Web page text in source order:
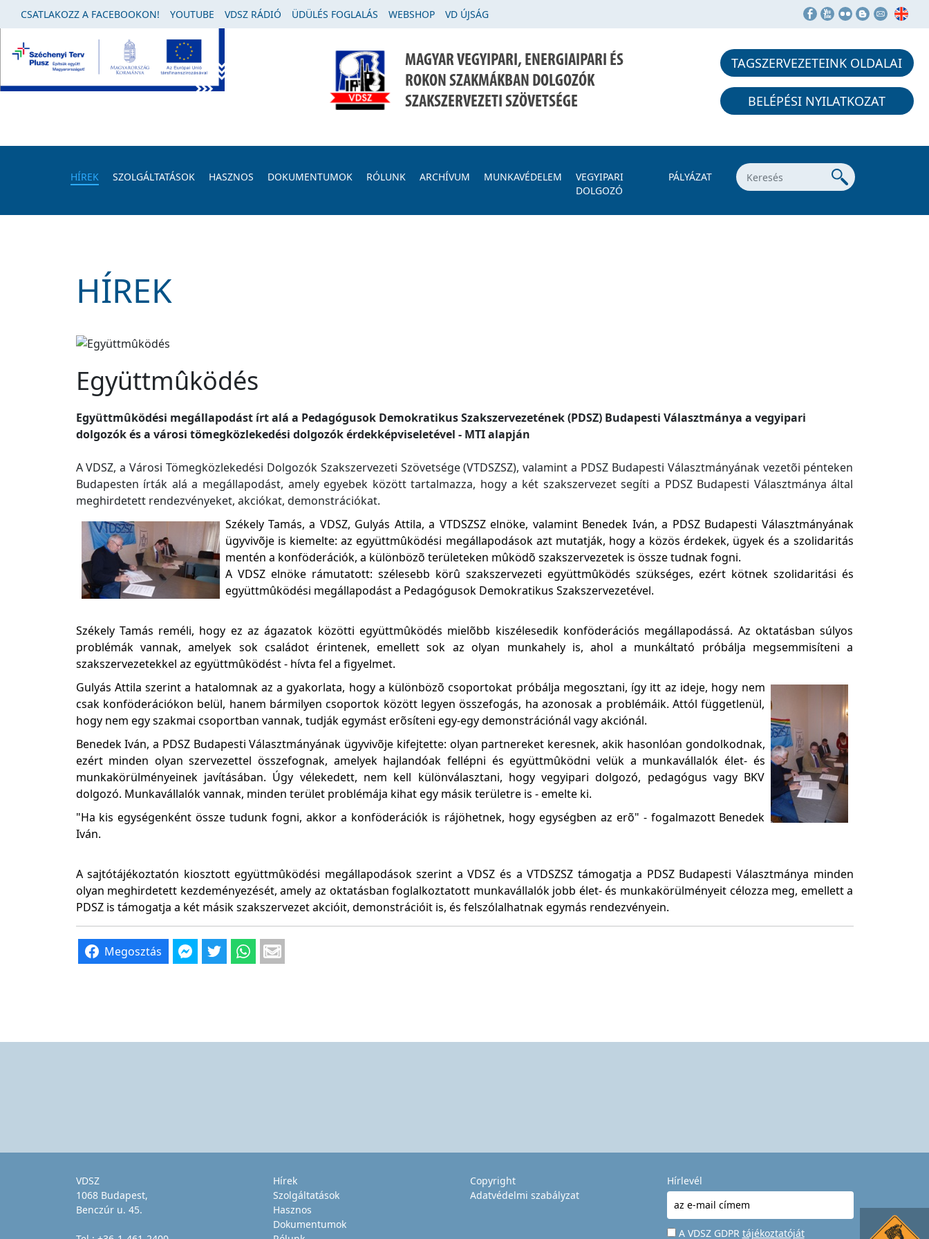
CSATLAKOZZ A FACEBOOKON! YOUTUBE VDSZ RÁDIÓ ÜDÜLÉS FOGLALÁS WEBSHOP VD ÚJSÁG
MAGYAR VEGYIPARI, ENERGIAIPARI ÉS
ROKON SZAKMÁKBAN DOLGOZÓK
SZAKSZERVEZETI SZÖVETSÉGE
TAGSZERVEZETEINK OLDALAI
BELÉPÉSI NYILATKOZAT
HÍREK SZOLGÁLTATÁSOK HASZNOS DOKUMENTUMOK RÓLUNK ARCHÍVUM MUNKAVÉDELEM
VEGYIPARI
DOLGOZÓ
PÁLYÁZAT
HÍREK
Együttmûködés
Együttmûködési megállapodást írt alá a Pedagógusok Demokratikus Szakszervezetének (PDSZ) Budapesti Választmánya a vegyipari
dolgozók és a városi tömegközlekedési dolgozók érdekképviseletével - MTI alapján
A VDSZ, a Városi Tömegközlekedési Dolgozók Szakszervezeti Szövetsége (VTDSZSZ), valamint a PDSZ Budapesti Választmányának vezetõi pénteken
Budapesten írták alá a megállapodást, amely egyebek között tartalmazza, hogy a két szakszervezet segíti a PDSZ Budapesti Választmánya által
meghirdetett rendezvényeket, akciókat, demonstrációkat.
Székely Tamás, a VDSZ, Gulyás Attila, a VTDSZSZ elnöke, valamint Benedek Iván, a PDSZ Budapesti Választmányának
ügyvivõje is kiemelte: az együttmûködési megállapodások azt mutatják, hogy a közös érdekek, ügyek és a szolidaritás
mentén a konföderációk, a különbözõ területeken mûködõ szakszervezetek is össze tudnak fogni.
A VDSZ elnöke rámutatott: szélesebb körû szakszervezeti együttmûködés szükséges, ezért kötnek szolidaritási és
együttmûködési megállapodást a Pedagógusok Demokratikus Szakszervezetével.
Székely Tamás reméli, hogy ez az ágazatok közötti együttmûködés mielõbb kiszélesedik konföderációs megállapodássá. Az oktatásban súlyos
problémák vannak, amelyek sok családot érintenek, emellett sok az olyan munkahely is, ahol a munkáltató próbálja megsemmisíteni a
szakszervezetekkel az együttmûködést - hívta fel a figyelmet.
Gulyás Attila szerint a hatalomnak az a gyakorlata, hogy a különbözõ csoportokat próbálja megosztani, így itt az ideje, hogy nem
csak konföderációkon belül, hanem bármilyen csoportok között legyen összefogás, ha azonosak a problémáik. Attól függetlenül,
hogy nem egy szakmai csoportban vannak, tudják egymást erõsíteni egy-egy demonstrációnál vagy akciónál.
Benedek Iván, a PDSZ Budapesti Választmányának ügyvivõje kifejtette: olyan partnereket keresnek, akik hasonlóan gondolkodnak,
ezért minden olyan szervezettel összefognak, amelyek hajlandóak fellépni és együttmûködni velük a munkavállalók élet- és
munkakörülményeinek javításában. Úgy vélekedett, nem kell különválasztani, hogy vegyipari dolgozó, pedagógus vagy BKV
dolgozó. Munkavállalók vannak, minden terület problémája kihat egy másik területre is - emelte ki.
"Ha kis egységenként össze tudunk fogni, akkor a konföderációk is rájöhetnek, hogy egységben az erõ" - fogalmazott Benedek
Iván.
A sajtótájékoztatón kiosztott együttmûködési megállapodások szerint a VDSZ és a VTDSZSZ támogatja a PDSZ Budapesti Választmánya minden
olyan meghirdetett kezdeményezését, amely az oktatásban foglalkoztatott munkavállalók jobb élet- és munkakörülményeit célozza meg, emellett a
PDSZ is támogatja a két másik szakszervezet akcióit, demonstrációit is, és felszólalhatnak egymás rendezvényein.
Megosztás
VDSZ
1068 Budapest,
Benczúr u. 45.
Hírek
Szolgáltatások
Hasznos
Dokumentumok
Copyright
Adatvédelmi szabályzat
Hírlevél
A VDSZ GDPR tájékoztatóját